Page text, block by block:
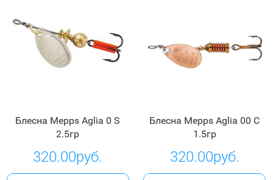
Блесна Mepps Aglia 0 S
2.5гр
320.00руб.
Блесна Mepps Aglia 00 C
1.5гр
320.00руб.